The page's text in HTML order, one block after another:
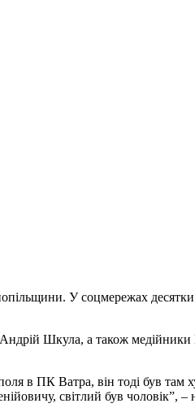
У соцмережах
Шкула, а також медійники
в ПК Ватра, він тоді був там
світлий був чоловік”,